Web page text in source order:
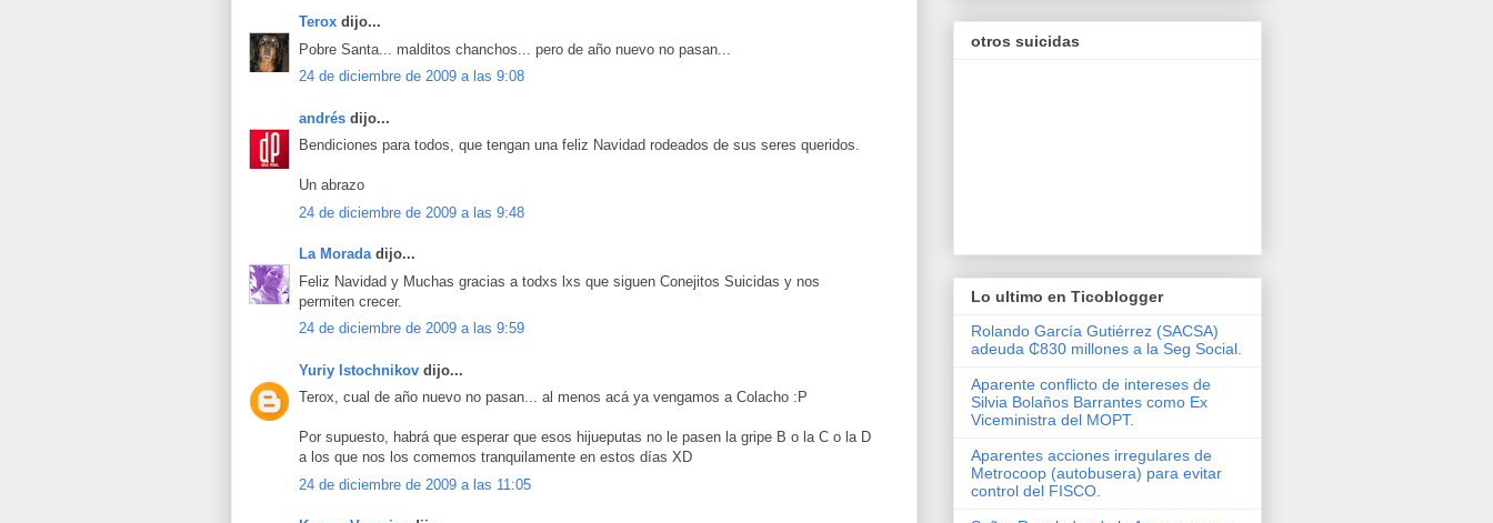
Terox dijo...
Pobre Santa... malditos chanchos... pero de año nuevo no pasan...
24 de diciembre de 2009 a las 9:08
andrés dijo...
Bendiciones para todos, que tengan una feliz Navidad rodeados de sus seres queridos.
Un abrazo
24 de diciembre de 2009 a las 9:48
La Moradadijo...
Feliz Navidad y Muchas gracias a todxs lxs que siguen Conejitos Suicidas y nos
permiten crecer.
24 de diciembre de 2009 a las 9:59
Yuriy Istochnikov dijo...
Terox, cual de año nuevo no pasan... al menos acá ya vengamos a Colacho :P
Por supuesto, habrá que esperar que esos hijueputas no le pasen la gripe B o la C o la D
a los que nos los comemos tranquilamente en estos días XD
24 de diciembre de 2009 a las 11:05
otros suicidas
Lo ultimo en Ticoblogger
Rolando García Gutiérrez (SACSA)
adeuda ₵830 millones a la Seg Social.
Aparente conflicto de intereses de
Silvia Bolaños Barrantes como Ex
Viceministra del MOPT.
Aparentes acciones irregulares de
Metrocoop (autobusera) para evitar
control del FISCO.